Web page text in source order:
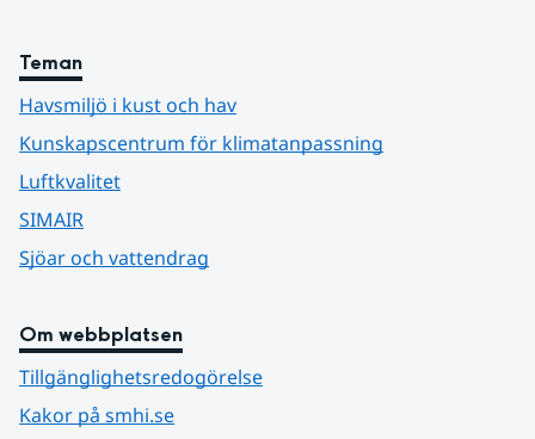
Teman
Havsmiljö i kust och hav
Kunskapscentrum för klimatanpassning
Luftkvalitet
SIMAIR
Sjöar och vattendrag
Om webbplatsen
Tillgänglighetsredogörelse
Kakor på smhi.se